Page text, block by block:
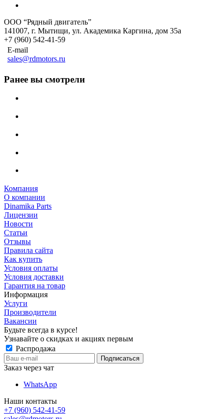
ООО “Рядный двигатель”
141007, г. Мытищи, ул. Академика Каргина, дом 35а
+7 (960) 542-41-59
E-mail
sales@rdmotors.ru
Ранее вы смотрели
Компания
О компании
Dinamika Parts
Лицензии
Новости
Статьи
Отзывы
Правила сайта
Как купить
Условия оплаты
Условия доставки
Гарантия на товар
Информация
Услуги
Производители
Вакансии
Будьте всегда в курсе!
Узнавайте о скидках и акциях первым
Распродажа
Заказ через чат
WhatsApp
Наши контакты
+7 (960) 542-41-59